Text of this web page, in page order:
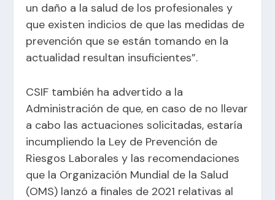
un daño a la salud de los profesionales y
que existen indicios de que las medidas de
prevención que se están tomando en la
actualidad resultan insuficientes”.
CSIF también ha advertido a la
Administración de que, en caso de no llevar
a cabo las actuaciones solicitadas, estaría
incumpliendo la Ley de Prevención de
Riesgos Laborales y las recomendaciones
que la Organización Mundial de la Salud
(OMS) lanzó a finales de 2021 relativas al